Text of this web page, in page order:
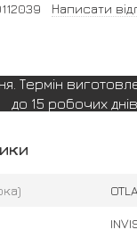
Написати
Термін
до 15 робочих днів